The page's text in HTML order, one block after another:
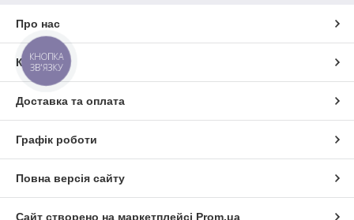
Про нас
Контакти
Доставка та оплата
Графік роботи
Повна версія сайту
Сайт створено на маркетплейсі Prom.ua
КНОПКА
ЗВ'ЯЗКУ